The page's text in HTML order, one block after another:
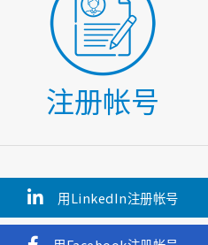
注册帐号
用LinkedIn注册帐号